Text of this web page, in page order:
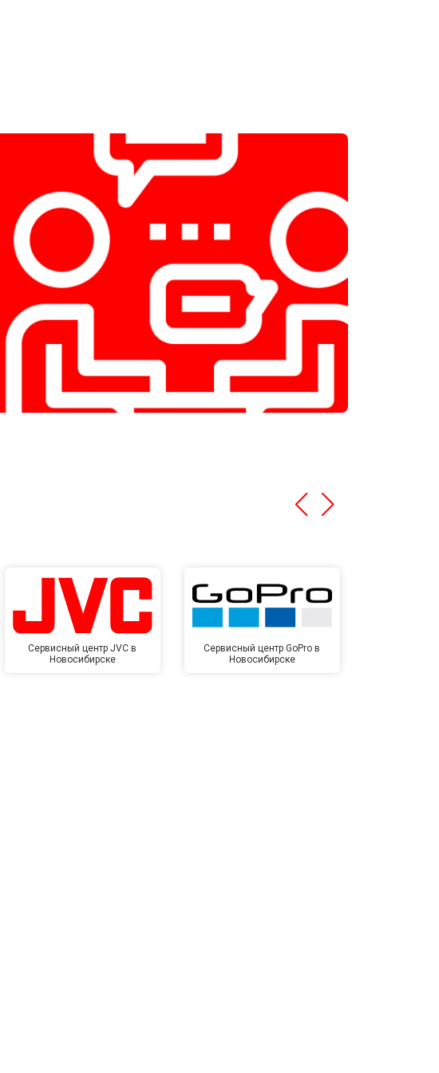
Сервисный центр JVC в
Новосибирске
Сервисный центр GoPro в
Новосибирске